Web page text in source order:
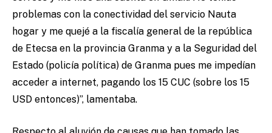
problemas con la conectividad del servicio Nauta
hogar y me quejé a la fiscalía general de la república
de Etecsa en la provincia Granma y a la Seguridad del
Estado (policía política) de Granma pues me impedían
acceder a internet, pagando los 15 CUC (sobre los 15
USD entonces)”, lamentaba.